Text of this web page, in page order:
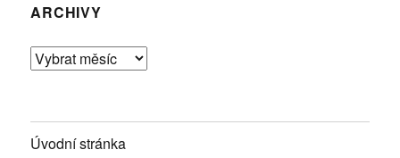
ARCHIVY
Archivy
Úvodní stránka